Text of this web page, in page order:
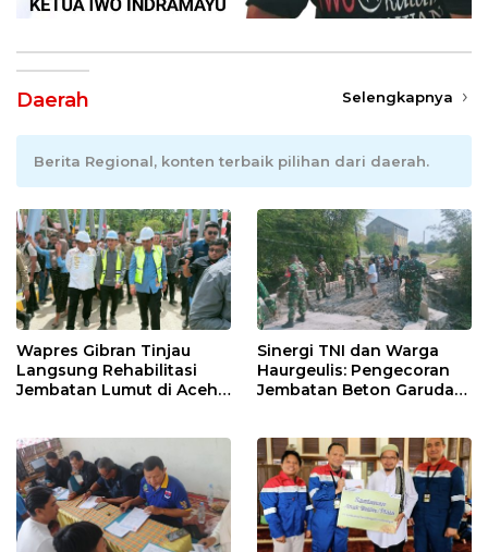
Daerah Selengkapnya
Berita Regional, konten terbaik pilihan dari daerah.
Wapres Gibran Tinjau
Langsung Rehabilitasi
Jembatan Lumut di Aceh
Sinergi TNI dan Warga
Haurgeulis: Pengecoran
Jembatan Beton Garuda